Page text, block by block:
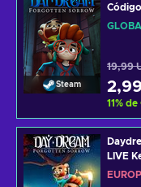
Steam
19,99
11% de
LIVE